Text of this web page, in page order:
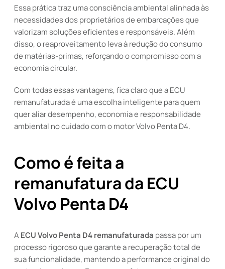
Essa prática traz uma consciência ambiental alinhada às
necessidades dos proprietários de embarcações que
valorizam soluções eficientes e responsáveis. Além
disso, o reaproveitamento leva à redução do consumo
de matérias-primas, reforçando o compromisso com a
economia circular.
Com todas essas vantagens, fica claro que a ECU
remanufaturada é uma escolha inteligente para quem
quer aliar desempenho, economia e responsabilidade
ambiental no cuidado com o motor Volvo Penta D4.
Como é feita a
remanufatura da ECU
Volvo Penta D4
A ECU Volvo Penta D4 remanufaturada passa por um
processo rigoroso que garante a recuperação total de
sua funcionalidade, mantendo a performance original do